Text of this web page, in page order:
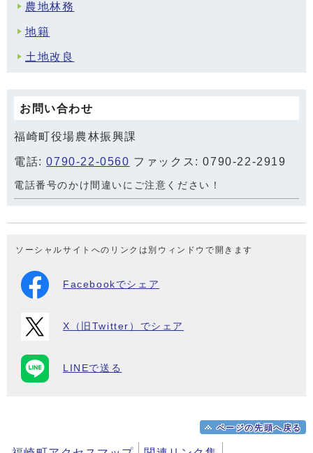
農地林務
地籍
土地改良
お問い合わせ
福崎町役場農林振興課
電話:0790-22-0560 ファックス: 0790-22-2919
電話番号のかけ間違いにご注意ください！
ソーシャルサイトへのリンクは別ウィンドウで開きます
Facebookでシェア
X（旧Twitter）でシェア
LINEで送る
ページの先頭へ戻る